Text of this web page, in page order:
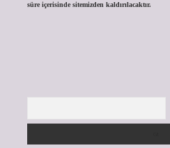
süre içerisinde sitemizden kaldırılacaktır.